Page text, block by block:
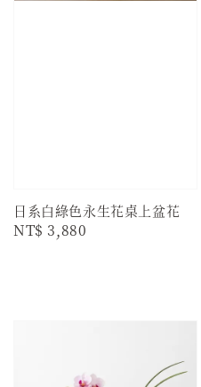
日系白綠色永生花桌上盆花
Regular
NT$ 3,880